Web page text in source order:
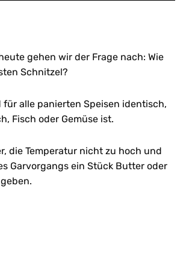
gehen wir der Frage nach: Wie
Schnitzel?
für alle panierten Speisen identisch,
Fisch oder Gemüse ist.
die Temperatur nicht zu hoch und
Garvorgangs ein Stück Butter oder